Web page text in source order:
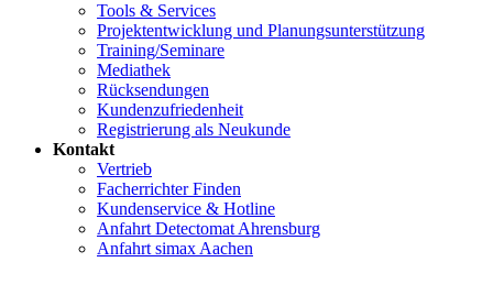
Tools & Services
Projektentwicklung und Planungsunterstützung
Training/Seminare
Mediathek
Rücksendungen
Kundenzufriedenheit
Registrierung als Neukunde
Kontakt
Vertrieb
Facherrichter Finden
Kundenservice & Hotline
Anfahrt Detectomat Ahrensburg
Anfahrt simax Aachen